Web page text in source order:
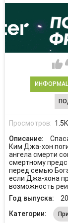
Просмотров: 1.5K
Описание:
Ким Джа-хон
ангела смерти
смертному
перед семью
если Джа-хона
возможность
Год выпуска:
Категории: